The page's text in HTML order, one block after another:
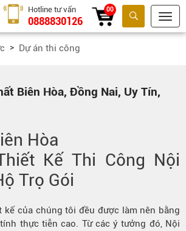
Tìm kiếm
Hotline tư vấn
0888830126
00
Dự án thi công
Biên Hòa, Đồng Nai, Uy Tín,
Hòa
Kế Thi Công Nội
Trọ Gói
kế của chúng tôi đều được làm nên bằng
thực tiễn cao. Từ các ý tưởng đó, Nội